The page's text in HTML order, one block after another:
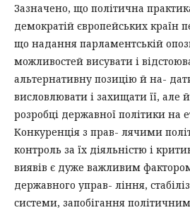
Зазначено, що політична
демократій європейських країн
що надання парламентській
можливостей висувати і
альтернативну позицію й на-
висловлювати і захищати її, але
розробці державної політики на
Конкуренція з прав- лячими
контроль за їх діяльністю і
виявів є дуже важливим
державного управ- ління,
системи, запобігання